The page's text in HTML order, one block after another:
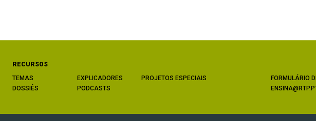
RECURSOS
TEMAS
DOSSIÊS
EXPLICADORES
PODCASTS
PROJETOS ESPECIAIS
FORMULÁRIO